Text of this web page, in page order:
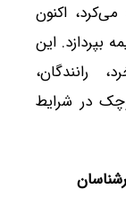
می‌کرد، اکنون
حق بیمه بپردازد. این
رانندگان،
در شرایط